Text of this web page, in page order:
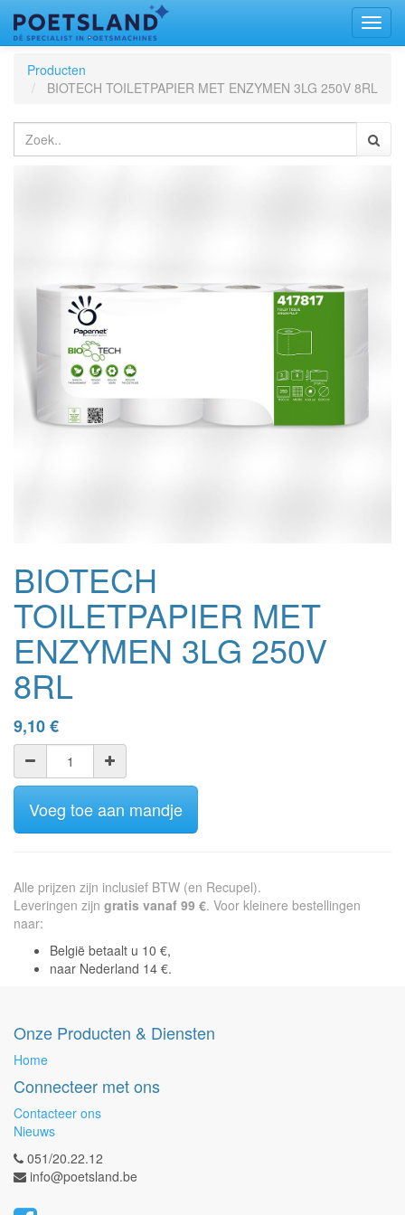
Producten
BIOTECH TOILETPAPIER MET ENZYMEN 3LG 250V 8RL
BIOTECH
TOILETPAPIER MET
ENZYMEN 3LG 250V
8RL
9,10€
Voeg toe aan mandje
Alle prijzen zijn inclusief BTW (en Recupel).
Leveringen zijn gratis vanaf 99 €. Voor kleinere bestellingen
naar:
België betaalt u 10 €,
naar Nederland 14 €.
Onze Producten & Diensten
Home
Connecteer met ons
Contacteer ons
Nieuws
051/20.22.12
info@poetsland.be